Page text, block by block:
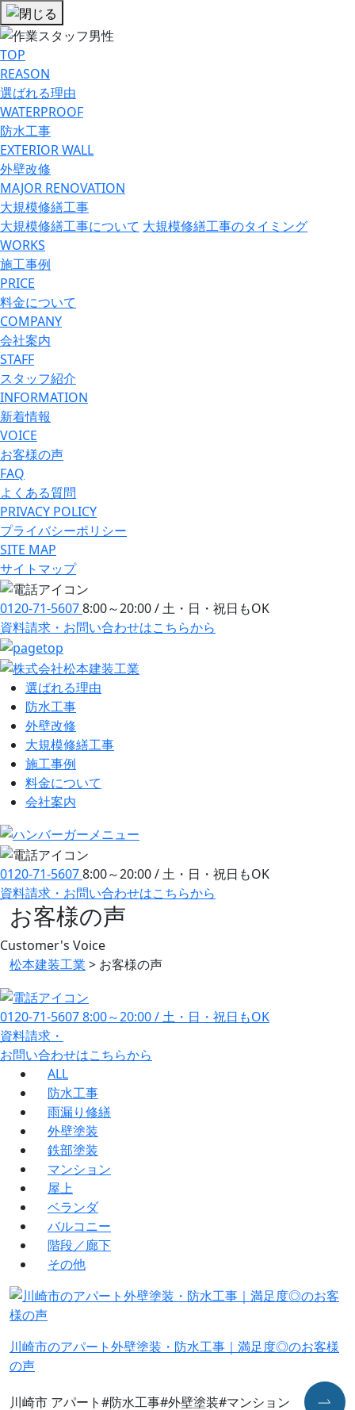
TOP
REASON
選ばれる理由
WATERPROOF
防⽔⼯事
EXTERIOR WALL
外壁改修
MAJOR RENOVATION
大規模修繕工事
大規模修繕工事について 大規模修繕工事のタイミング
WORKS
施工事例
PRICE
料金について
COMPANY
会社案内
STAFF
スタッフ紹介
INFORMATION
新着情報
VOICE
お客様の声
FAQ
よくある質問
PRIVACY POLICY
プライバシーポリシー
SITE MAP
サイトマップ
0120-71-56078:00～20:00 / 土・日・祝日もOK
資料請求・お問い合わせはこちらから
選ばれる理由
防⽔⼯事
外壁改修
大規模修繕工事
施工事例
料金について
会社案内
0120-71-56078:00～20:00 / 土・日・祝日もOK
資料請求・お問い合わせはこちらから
お客様の声
Customer's Voice
松本建装工業 > お客様の声
0120-71-56078:00～20:00 / 土・日・祝日もOK
資料請求・
お問い合わせはこちらから
ALL
防水工事
⾬漏り修繕
外壁塗装
鉄部塗装
マンション
屋上
ベランダ
バルコニー
階段／廊下
その他
川崎市のアパート外壁塗装・防水工事｜満足度◎のお客様
の声
川崎市 アパート#防水工事#外壁塗装#マンション